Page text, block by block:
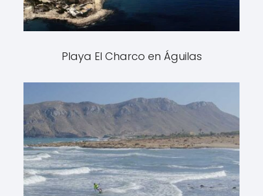
Playa El Charco en Águilas